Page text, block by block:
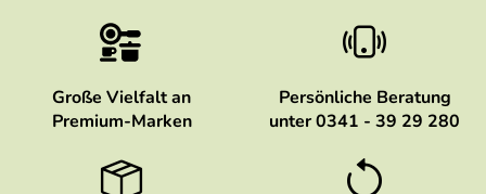
Große Vielfalt an
Premium-Marken
Persönliche Beratung
unter 0341 - 39 29 280